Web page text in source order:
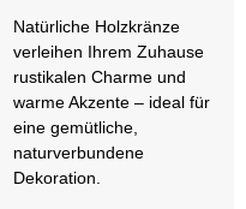
Natürliche Holzkränze
verleihen Ihrem Zuhause
rustikalen Charme und
warme Akzente – ideal für
eine gemütliche,
naturverbundene
Dekoration.